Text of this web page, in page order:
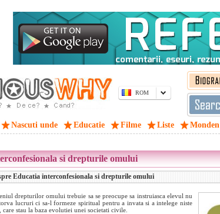
ROM
Nascuti unde Educatie Filme Liste Monden
si drepturile omului
Educatia interconfesionala si drepturile omului
drepturilor omului trebuie sa se preocupe sa instruiasca elevul nu
lucruri ci sa-l formeze spiritual pentru a invata si a intelege niste
stau la baza evolutiei unei societati civile.